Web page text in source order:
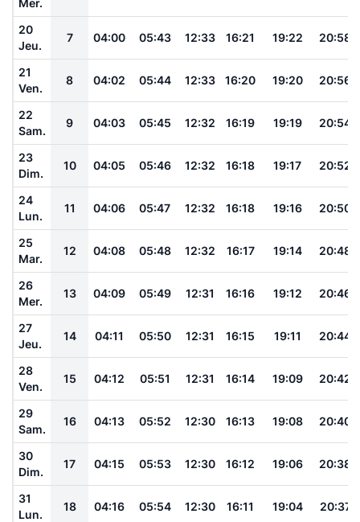
20
Jeu.
7 04:00 05:43 12:33 16:21 19:22 20:58
21
Ven.
8 04:02 05:44 12:33 16:20 19:20 20:56
22
Sam.
9 04:03 05:45 12:32 16:19 19:19 20:54
23
Dim.
10 04:05 05:46 12:32 16:18 19:17 20:52
24
Lun.
11 04:06 05:47 12:32 16:18 19:16 20:50
25
Mar.
12 04:08 05:48 12:32 16:17 19:14 20:48
26
Mer.
13 04:09 05:49 12:31 16:16 19:12 20:46
27
Jeu.
14 04:11 05:50 12:31 16:15 19:11 20:44
28
Ven.
15 04:12 05:51 12:31 16:14 19:09 20:42
29
Sam.
16 04:13 05:52 12:30 16:13 19:08 20:40
30
Dim.
17 04:15 05:53 12:30 16:12 19:06 20:38
31
Lun.
18 04:16 05:54 12:30 16:11 19:04 20:37